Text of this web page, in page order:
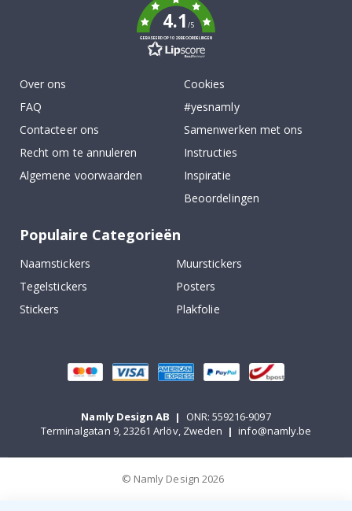
4.1/5
GEBASEERD OP 1029 BEOORDELINGEN
Over ons
FAQ
Contacteer ons
Recht om te annuleren
Algemene voorwaarden
Cookies
#yesnamly
Samenwerken met ons
Instructies
Inspiratie
Beoordelingen
Populaire Categorieën
Naamstickers
Muurstickers
Tegelstickers
Posters
Stickers
Plakfolie
Namly Design AB |
ONR: 559216-9097
Terminalgatan 9, 23261 Arlöv, Zweden | info@namly.be
© Namly Design 2026